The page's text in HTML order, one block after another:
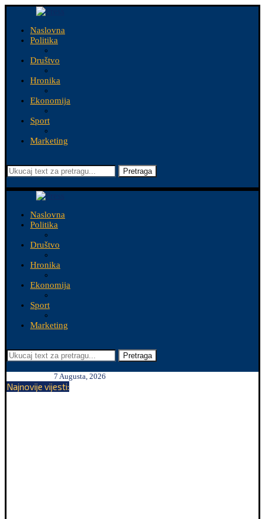
Naslovna
Politika
Društvo
Hronika
Ekonomija
Sport
Marketing
Pretraga
Naslovna
Politika
Društvo
Hronika
Ekonomija
Sport
Marketing
Pretraga
7 Augusta, 2026
Najnovije vijesti: